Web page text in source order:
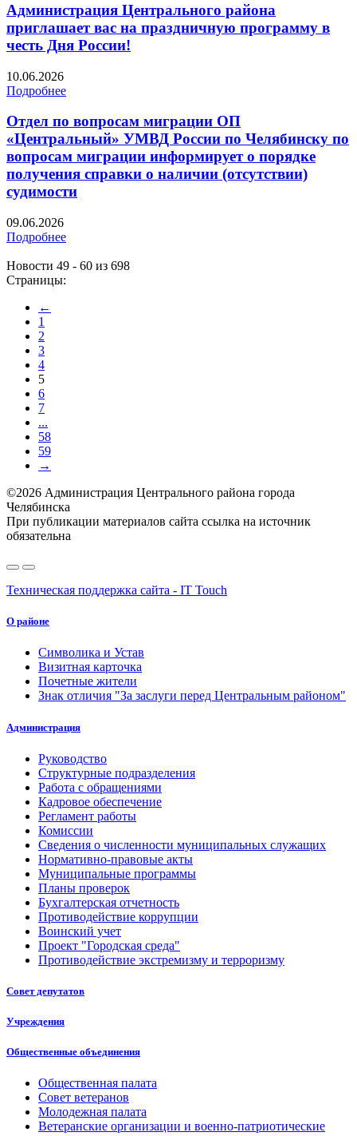
Администрация Центрального района
приглашает вас на праздничную программу в
честь Дня России!
10.06.2026
Подробнее
Отдел по вопросам миграции ОП
«Центральный» УМВД России по Челябинску по
вопросам миграции информирует о порядке
получения справки о наличии (отсутствии)
судимости
09.06.2026
Подробнее
Новости 49 - 60 из 698
Страницы:
←
1
2
3
4
5
6
7
...
58
59
→
©2026 Администрация Центрального района города
Челябинска
При публикации материалов сайта ссылка на источник
обязательна
Техническая поддержка сайта - IT Touch
О районе
Символика и Устав
Визитная карточка
Почетные жители
Знак отличия "За заслуги перед Центральным районом"
Администрация
Руководство
Структурные подразделения
Работа с обращениями
Кадровое обеспечение
Регламент работы
Комиссии
Сведения о численности муниципальных служащих
Нормативно-правовые акты
Муниципальные программы
Планы проверок
Бухгалтерская отчетность
Противодействие коррупции
Воинский учет
Проект "Городская среда"
Противодействие экстремизму и терроризму
Совет депутатов
Учреждения
Общественные объединения
Общественная палата
Совет ветеранов
Молодежная палата
Ветеранские организации и военно-патриотические